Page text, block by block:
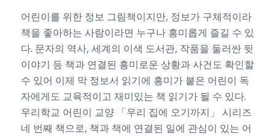
어린이를 위한 정보 그림책이지만, 정보가 구체적이라
책을 좋아하는 사람이라면 누구나 흥미롭게 즐길 수 있
다. 문자의 역사, 세계의 이색 도서관, 작품을 둘러싼 뒷
이야기 등 책과 연결된 흥미로운 상황과 사건도 확인할
수 있어 이제 막 정보서 읽기에 흥미가 붙은 어린이 독
자에게도 교육적이고 재미있는 책 읽기가 될 수 있다.
우리학교 어린이 교양 「우리 집에 오기까지」 시리즈
네 번째 책으로, 책과 책에 연결된 일에 관심이 있는 어